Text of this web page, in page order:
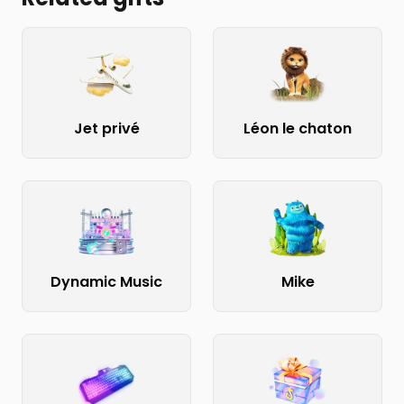
Jet privé Léon le chaton
Dynamic Music Mike